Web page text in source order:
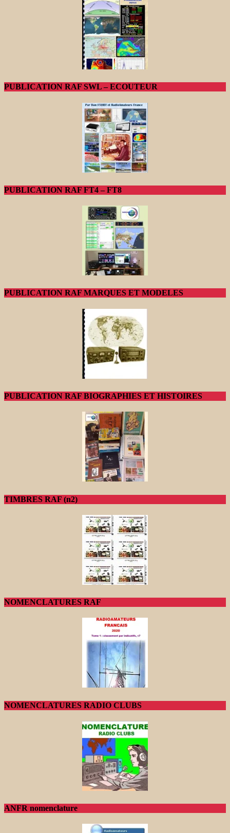
PUBLICATION RAF SWL – ECOUTEUR
PUBLICATION RAF FT4 – FT8
PUBLICATION RAF MARQUES ET MODELES
PUBLICATION RAF BIOGRAPHIES ET HISTOIRES
TIMBRES RAF (n2)
NOMENCLATURES RAF
NOMENCLATURES RADIO CLUBS
ANFR nomenclature